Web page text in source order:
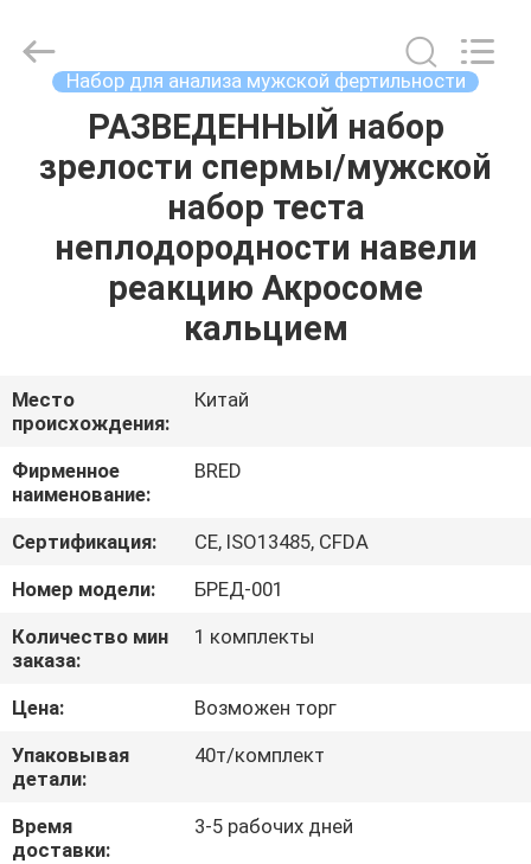
ПРОДУКТЫ
ВИДЕО
НАС
ПУТЕШЕСТВИЕ
ФАБРИКИ
ПРОВЕРКА
КАЧЕСТВА
СВЯЖИТЕСЬ
МЫ
НОВОСТИ
Science
Technology
Набор для анализа мужской фертильности
РАЗВЕДЕННЫЙ набор
зрелости спермы/мужской
набор теста
неплодородности навели
реакцию Акросоме
кальцием
Место
происхождения:
Китай
Фирменное
наименование:
BRED
Сертификация:
CE, ISO13485, CFDA
Номер модели:
БРЕД-001
Количество мин
заказа:
1 комплекты
Цена:
Возможен торг
Упаковывая
детали:
40т/комплект
Время
доставки:
3-5 рабочих дней